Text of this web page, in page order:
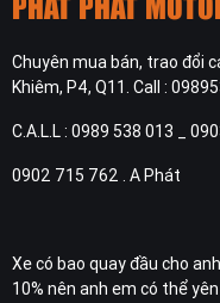
PHAT PHAT
Chuyên mua bán, trao đổi
Khiêm, P4, Q11. Call :
C.A.L.L : 0989 538 013 _
0902 715 762 . A Phát
Xe có bao quay đầu cho
10% nên anh em có thể